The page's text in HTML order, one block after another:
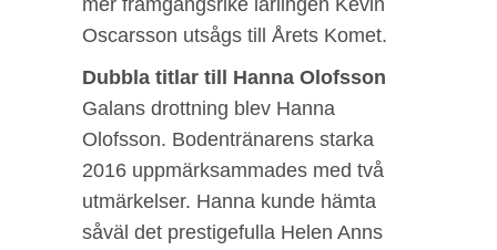
Oscarsson utsågs till Årets Komet.
Dubbla titlar till Hanna Olofsson
Galans drottning blev Hanna
Olofsson. Bodentränarens starka
2016 uppmärksammades med två
utmärkelser. Hanna kunde hämta
såväl det prestigefulla Helen Anns